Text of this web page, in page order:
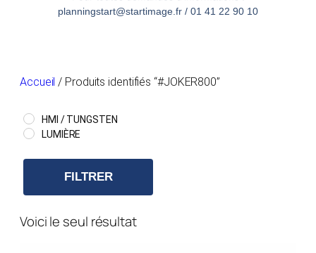
planningstart@startimage.fr / 01 41 22 90 10
Accueil / Produits identifiés “#JOKER800”
HMI / TUNGSTEN
LUMIÈRE
FILTRER
Voici le seul résultat